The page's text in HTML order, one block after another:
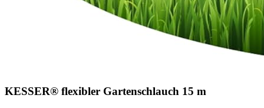
KESSER® flexibler Gartenschlauch 15 m